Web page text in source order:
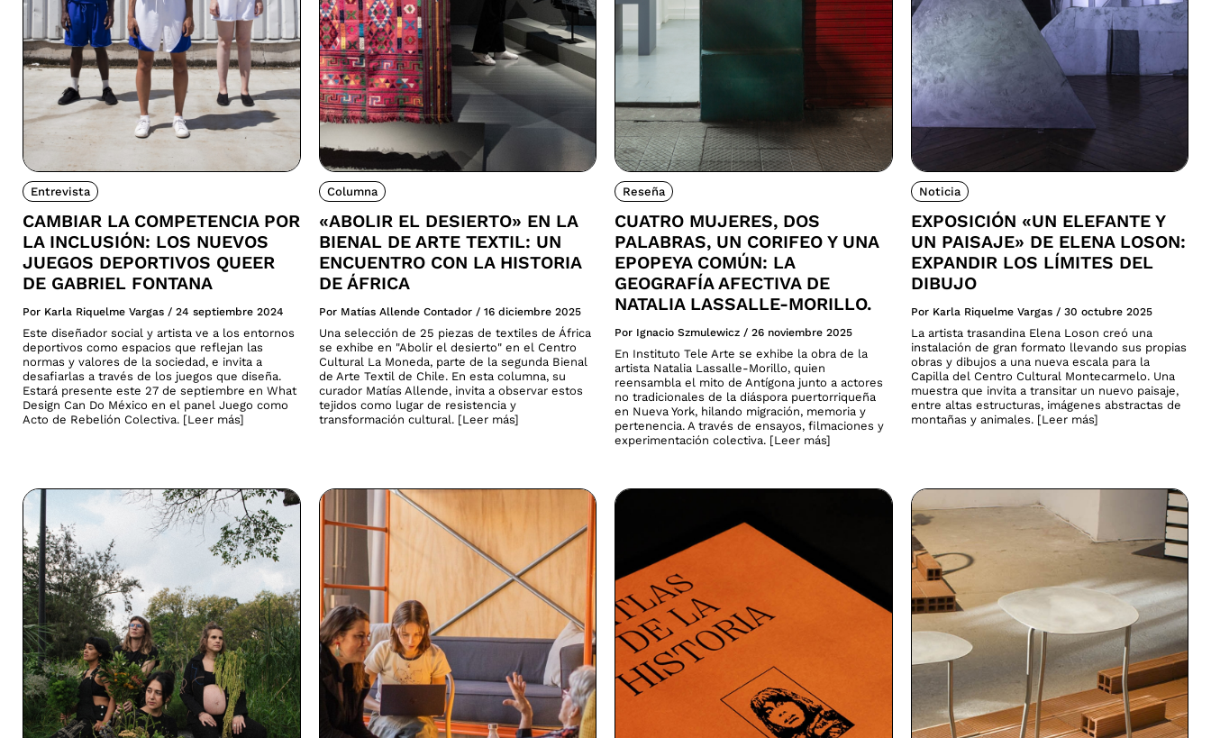
Entrevista
CAMBIAR LA COMPETENCIA POR
LA INCLUSIÓN: LOS NUEVOS
JUEGOS DEPORTIVOS QUEER
DE GABRIEL FONTANA
Por Karla Riquelme Vargas / 24 septiembre 2024
Este diseñador social y artista ve a los entornos
deportivos como espacios que reflejan las
normas y valores de la sociedad, e invita a
desafiarlas a través de los juegos que diseña.
Estará presente este 27 de septiembre en What
Design Can Do México en el panel Juego como
Acto de Rebelión Colectiva. [Leer más]
Columna
«ABOLIR EL DESIERTO» EN LA
BIENAL DE ARTE TEXTIL: UN
ENCUENTRO CON LA HISTORIA
DE ÁFRICA
Por Matías Allende Contador / 16 diciembre 2025
Una selección de 25 piezas de textiles de África
se exhibe en "Abolir el desierto" en el Centro
Cultural La Moneda, parte de la segunda Bienal
de Arte Textil de Chile. En esta columna, su
curador Matías Allende, invita a observar estos
tejidos como lugar de resistencia y
transformación cultural. [Leer más]
Reseña
CUATRO MUJERES, DOS
PALABRAS, UN CORIFEO Y UNA
EPOPEYA COMÚN: LA
GEOGRAFÍA AFECTIVA DE
NATALIA LASSALLE-MORILLO.
Por Ignacio Szmulewicz / 26 noviembre 2025
En Instituto Tele Arte se exhibe la obra de la
artista Natalia Lassalle-Morillo, quien
reensambla el mito de Antígona junto a actores
no tradicionales de la diáspora puertorriqueña
en Nueva York, hilando migración, memoria y
pertenencia. A través de ensayos, filmaciones y
experimentación colectiva. [Leer más]
Noticia
EXPOSICIÓN «UN ELEFANTE Y
UN PAISAJE» DE ELENA LOSON:
EXPANDIR LOS LÍMITES DEL
DIBUJO
Por Karla Riquelme Vargas / 30 octubre 2025
La artista trasandina Elena Loson creó una
instalación de gran formato llevando sus propias
obras y dibujos a una nueva escala para la
Capilla del Centro Cultural Montecarmelo. Una
muestra que invita a transitar un nuevo paisaje,
entre altas estructuras, imágenes abstractas de
montañas y animales. [Leer más]